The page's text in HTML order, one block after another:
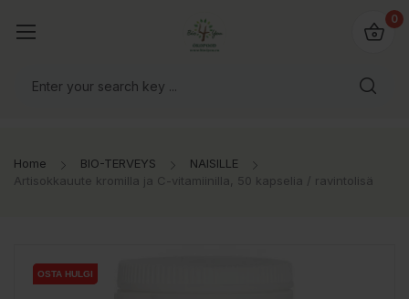
0
Home BIO-TERVEYS
NAISILLE
Artisokkauute kromilla ja C-vitamiinilla, 50 kapselia / ravintolisä
OSTA HULGI
OSTA HULGI